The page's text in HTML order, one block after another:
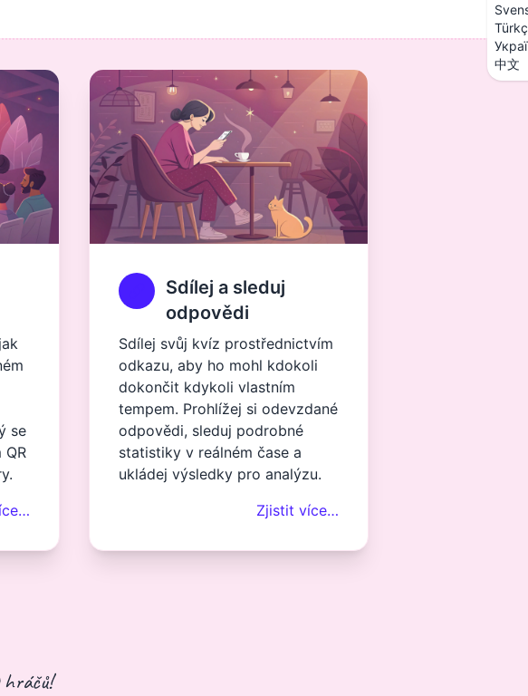
中文
se
QR
Sdílej a sleduj
odpovědi
Sdílej svůj kvíz prostřednictvím
odkazu, aby ho mohl kdokoli
dokončit kdykoli vlastním
tempem. Prohlížej si odevzdané
odpovědi, sleduj podrobné
statistiky v reálném čase a
ukládej výsledky pro analýzu.
Zjistit více…